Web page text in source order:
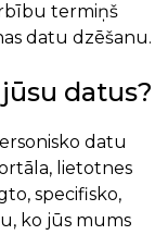
termiņš
datu dzēšanu.
datus?
datu
lietotnes
specifisko,
ko jūs mums